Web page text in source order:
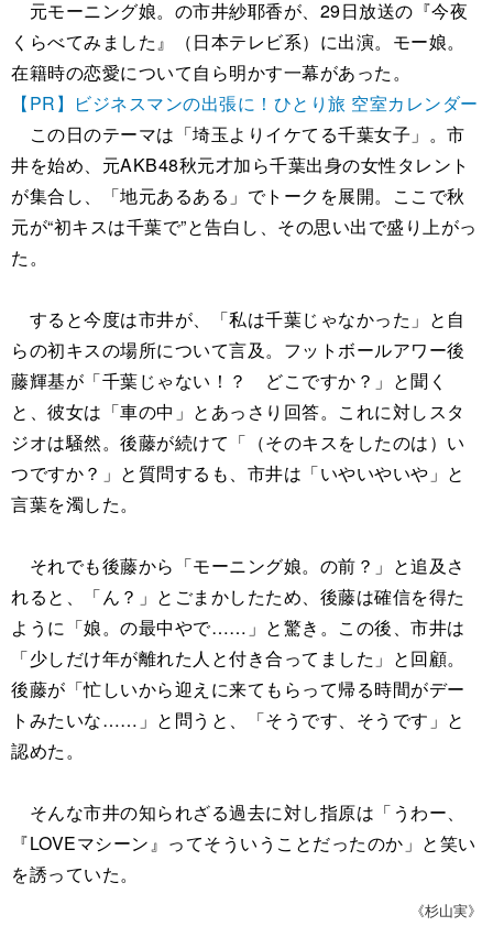
元モーニング娘。の市井紗耶香が、29日放送の『今夜
くらべてみました』（日本テレビ系）に出演。モー娘。
在籍時の恋愛について自ら明かす一幕があった。
【PR】ビジネスマンの出張に！ひとり旅 空室カレンダー
この日のテーマは「埼玉よりイケてる千葉女子」。市
井を始め、元AKB48秋元才加ら千葉出身の女性タレント
が集合し、「地元あるある」でトークを展開。ここで秋
元が“初キスは千葉で”と告白し、その思い出で盛り上がっ
た。
すると今度は市井が、「私は千葉じゃなかった」と自
らの初キスの場所について言及。フットボールアワー後
藤輝基が「千葉じゃない！？ どこですか？」と聞く
と、彼女は「車の中」とあっさり回答。これに対しスタ
ジオは騒然。後藤が続けて「（そのキスをしたのは）い
つですか？」と質問するも、市井は「いやいやいや」と
言葉を濁した。
それでも後藤から「モーニング娘。の前？」と追及さ
れると、「ん？」とごまかしたため、後藤は確信を得た
ように「娘。の最中やで……」と驚き。この後、市井は
「少しだけ年が離れた人と付き合ってました」と回顧。
後藤が「忙しいから迎えに来てもらって帰る時間がデー
トみたいな……」と問うと、「そうです、そうです」と
認めた。
そんな市井の知られざる過去に対し指原は「うわー、
『LOVEマシーン』ってそういうことだったのか」と笑い
を誘っていた。
《杉山実》